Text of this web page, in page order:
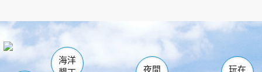
南仁湖
海生館
恆春 佳樂水
龍鑾潭自然中心 森林遊樂區
瓊麻館
關山 墾管處遊客中心
社頂公園 風吹沙
船帆石
白砂 龍磐公園
香蕉灣
砂島
鵝鑾鼻
海洋
夜間
玩在